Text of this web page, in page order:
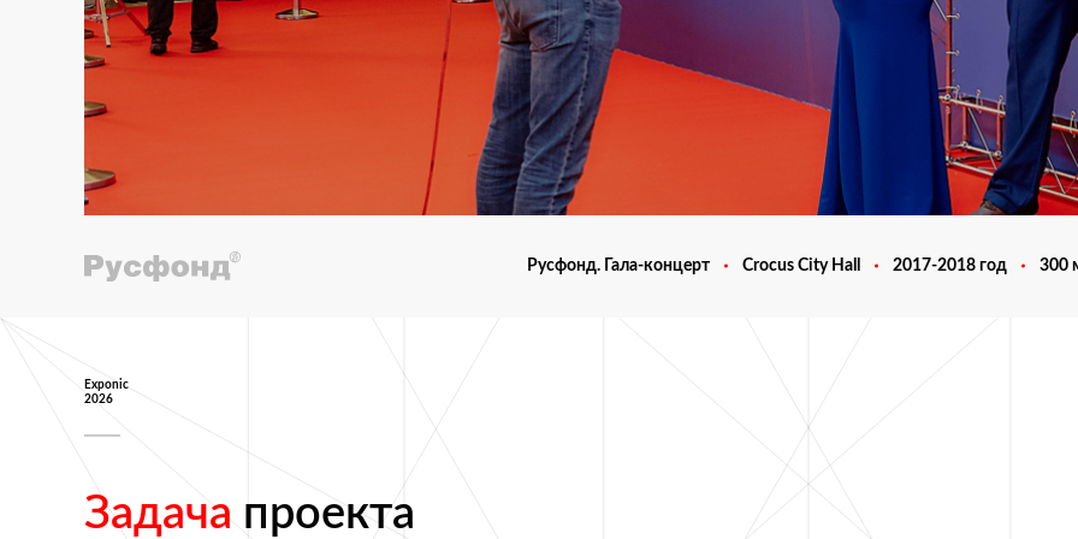
Русфонд. Гала-концерт Crocus City Hall 2017-2018 год 300
Exponic
2026
Задача проекта